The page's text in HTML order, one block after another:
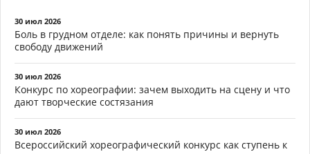
30 июл 2026
Боль в грудном отделе: как понять причины и вернуть
свободу движений
30 июл 2026
Конкурс по хореографии: зачем выходить на сцену и что
дают творческие состязания
30 июл 2026
Всероссийский хореографический конкурс как ступень к